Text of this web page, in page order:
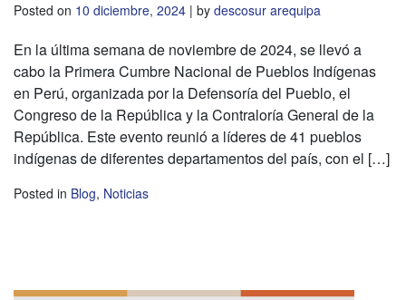
Posted on 10 diciembre, 2024 | by descosur arequipa
En la última semana de noviembre de 2024, se llevó a
cabo la Primera Cumbre Nacional de Pueblos Indígenas
en Perú, organizada por la Defensoría del Pueblo, el
Congreso de la República y la Contraloría General de la
República. Este evento reunió a líderes de 41 pueblos
indígenas de diferentes departamentos del país, con el […]
Posted in Blog, Noticias